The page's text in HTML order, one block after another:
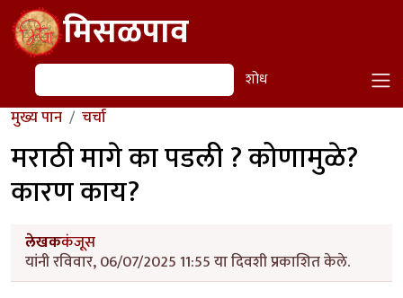
Skip to main contentमिसळपाव
शोध शोध
मुख्य पान चर्चा
मराठी मागे का पडली ? कोणामुळे?
कारण काय?
लेखककंजूस
यांनी रविवार, 06/07/2025 11:55 या दिवशी प्रकाशित केले.